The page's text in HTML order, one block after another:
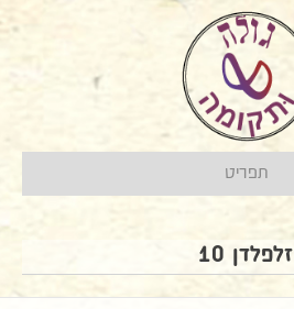
תפריט
זלפלדן 10